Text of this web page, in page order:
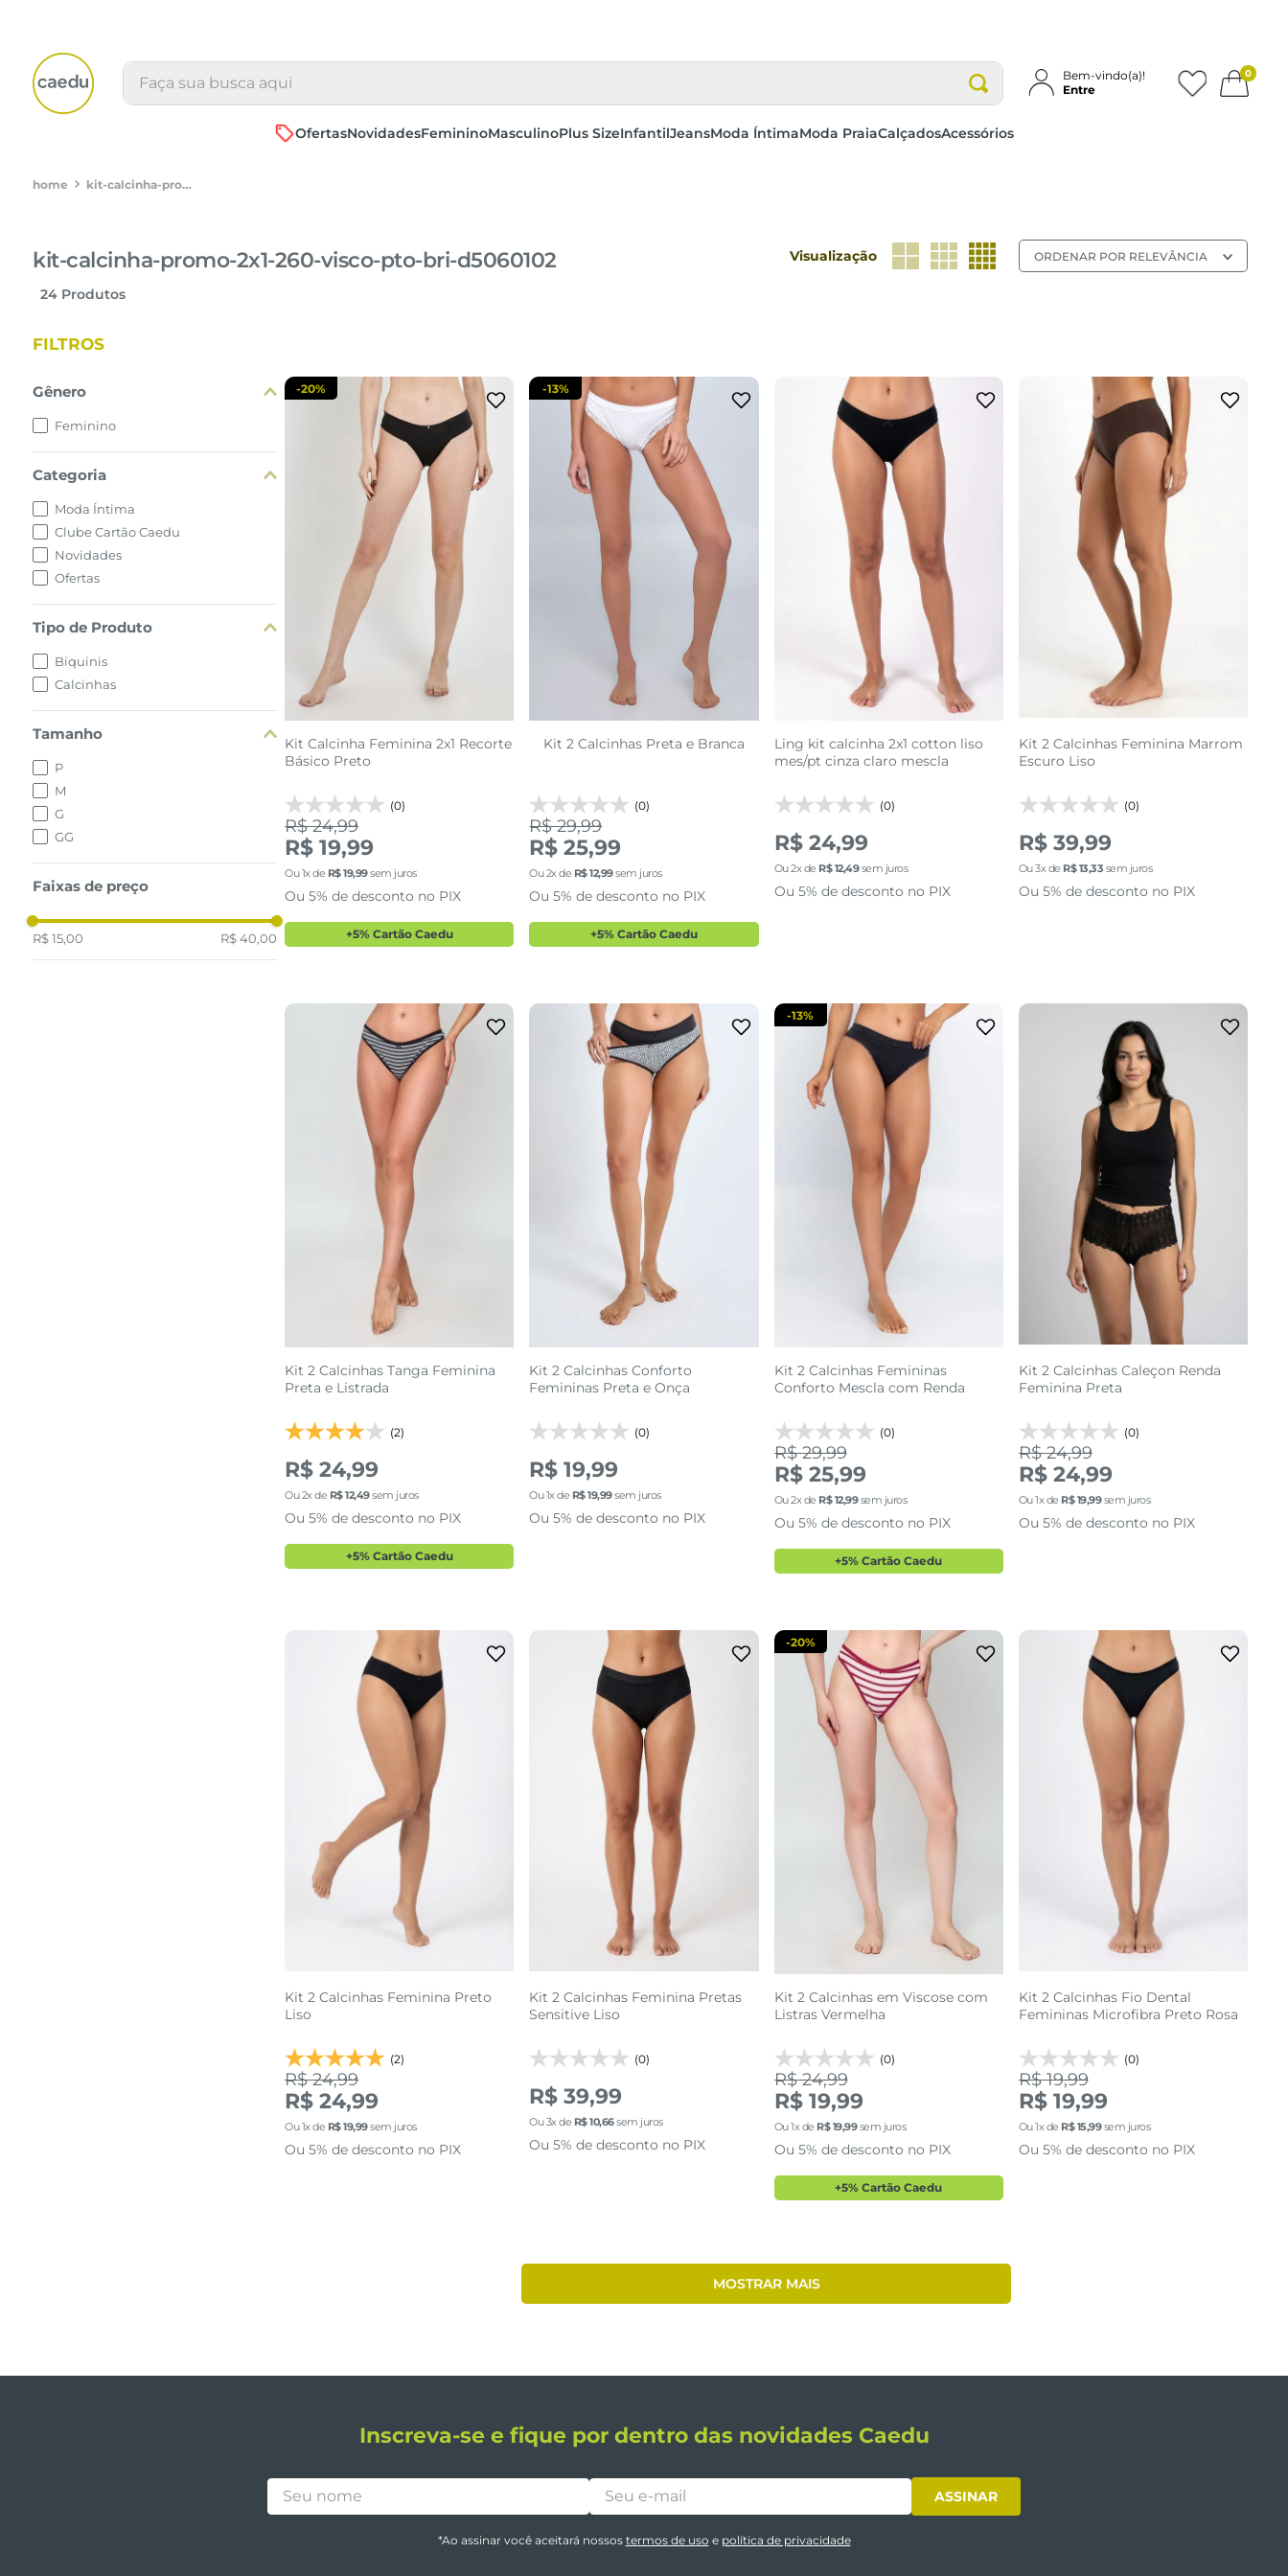
Faça sua busca aqui
Bem-vindo(a)!
Entre
0
OfertasNovidadesFemininoMasculinoPlus SizeInfantilJeansModa ÍntimaModa PraiaCalçadosAcessórios
kit-calcinha-promo-2x1-260-visco-pto-bri-d5060102
kit-calcinha-promo-2x1-260-visco-pto-bri-d5060102
24 Produtos
Visualização ORDENAR POR RELEVÂNCIA
FILTROS
Gênero
Feminino
Categoria
Moda Íntima
Clube Cartão Caedu
Novidades
Ofertas
Tipo de Produto
Biquinis
Calcinhas
Tamanho
P
M
G
GG
Faixas de preço
R$ 15,00 R$ 40,00
P
adicionar a sacola
Kit Calcinha Feminina 2x1 Recorte
Básico Preto
(0)
-20%
R$ 24,99
R$ 19,99
Ou1x de R$19,99sem juros
Ou 5% de desconto no PIX
+5% Cartão Caedu
adicionar a sacola
Kit 2 Calcinhas Preta e Branca
(0)
-13%
R$ 29,99
R$ 25,99
Ou2x de R$12,99sem juros
Ou 5% de desconto no PIX
+5% Cartão Caedu
M GG
adicionar a sacola
Ling kit calcinha 2x1 cotton liso
mes/pt cinza claro mescla
(0)
R$ 24,99
Ou2x de R$ 12,49sem juros
Ou 5% de desconto no PIX
M
adicionar a sacola
Kit 2 Calcinhas Feminina Marrom
Escuro Liso
(0)
R$ 39,99
Ou3x de R$13,33 sem juros
Ou 5% de desconto no PIX
M
adicionar a sacola
Kit 2 Calcinhas Tanga Feminina
Preta e Listrada
(2)
R$ 24,99
Ou2x de R$12,49sem juros
Ou 5% de desconto no PIX
+5% Cartão Caedu
G
adicionar a sacola
Kit 2 Calcinhas Conforto
Femininas Preta e Onça
(0)
R$ 19,99
Ou1x de R$19,99sem juros
Ou 5% de desconto no PIX
P
adicionar a sacola
Kit 2 Calcinhas Femininas
Conforto Mescla com Renda
(0)
-13%
R$ 29,99
R$ 25,99
Ou2x de R$ 12,99sem juros
Ou 5% de desconto no PIX
+5% Cartão Caedu
M G
adicionar a sacola
Kit 2 Calcinhas Caleçon Renda
Feminina Preta
(0)
R$ 24,99
R$ 24,99
Ou1x de R$19,99sem juros
Ou 5% de desconto no PIX
adicionar a sacola
Kit 2 Calcinhas Feminina Preto
Liso
(2)
R$ 24,99
R$ 24,99
Ou1x de R$19,99sem juros
Ou 5% de desconto no PIX
G
adicionar a sacola
Kit 2 Calcinhas Feminina Pretas
Sensitive Liso
(0)
R$ 39,99
Ou3x de R$10,66sem juros
Ou 5% de desconto no PIX
adicionar a sacola
Kit 2 Calcinhas em Viscose com
Listras Vermelha
(0)
-20%
R$ 24,99
R$ 19,99
Ou1x de R$ 19,99sem juros
Ou 5% de desconto no PIX
+5% Cartão Caedu
adicionar a sacola
Kit 2 Calcinhas Fio Dental
Femininas Microfibra Preto Rosa
(0)
R$ 19,99
R$ 19,99
Ou1x de R$15,99sem juros
Ou 5% de desconto no PIX
MOSTRAR MAIS
Inscreva-se e fique por dentro das novidades Caedu
ASSINAR
*Ao assinar você aceitará nossos termos de uso e política de privacidade